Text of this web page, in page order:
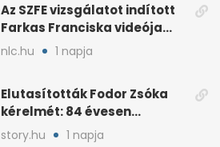
Az SZFE vizsgálatot indított
Farkas Franciska videója
után
nlc.hu 1 napja
Elutasították Fodor Zsóka
kérelmét: 84 évesen
költöznie kell
story.hu 1 napja